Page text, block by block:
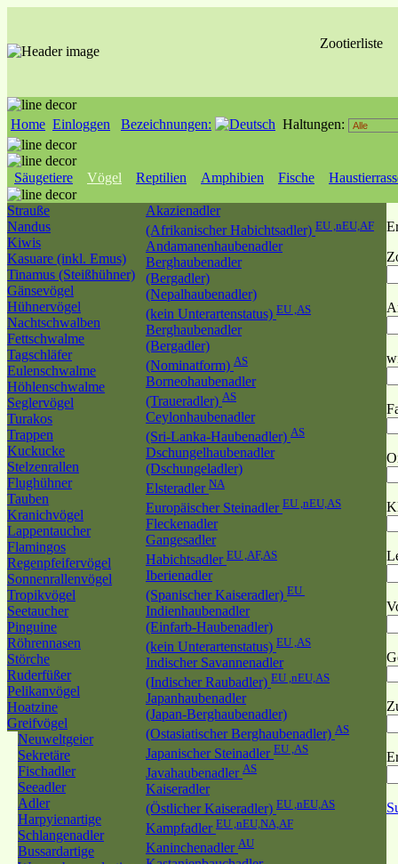
Zootierliste
Home Einloggen Bezeichnungen: Haltungen:
Säugetiere Vögel Reptilien Amphibien Fische
Strauße
Nandus
Kiwis
Kasuare (inkl. Emus)
Tinamus (Steißhühner)
Gänsevögel
Hühnervögel
Nachtschwalben
Fettschwalme
Tagschläfer
Eulenschwalme
Höhlenschwalme
Seglervögel
Turakos
Trappen
Kuckucke
Stelzenrallen
Flughühner
Tauben
Kranichvögel
Lappentaucher
Flamingos
Regenpfeifervögel
Sonnenrallenvögel
Tropikvögel
Seetaucher
Pinguine
Röhrennasen
Störche
Ruderfüßer
Pelikanvögel
Hoatzine
Greifvögel
Neuweltgeier
Sekretäre
Fischadler
Seeadler
Adler
Harpyienartige
Schlangenadler
Bussardartige
Akazienadler
(Afrikanischer Habichtsadler) EU ,nEU,AF
Andamanenhaubenadler
Berghaubenadler
(Bergadler)
(Nepalhaubenadler)
(kein Unterartenstatus) EU ,AS
Berghaubenadler
(Bergadler)
(Nominatform) AS
Borneohaubenadler
(Traueradler) AS
Ceylonhaubenadler
(Sri-Lanka-Haubenadler) AS
Dschungelhaubenadler
(Dschungeladler)
Elsteradler NA
Europäischer Steinadler EU ,nEU,AS
Fleckenadler
Gangesadler
Habichtsadler EU ,AF,AS
Iberienadler
(Spanischer Kaiseradler) EU
Indienhaubenadler
(Einfarb-Haubenadler)
(kein Unterartenstatus) EU ,AS
Indischer Savannenadler
(Indischer Raubadler) EU ,nEU,AS
Japanhaubenadler
(Japan-Berghaubenadler)
(Ostasiatischer Berghaubenadler) AS
Japanischer Steinadler EU ,AS
Javahaubenadler AS
Kaiseradler
(Östlicher Kaiseradler) EU ,nEU,AS
Kampfadler EU ,nEU,NA,AF
Kaninchenadler AU